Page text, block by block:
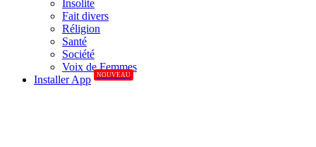
Insolite
Fait divers
Réligion
Santé
Société
Voix de Femmes
Installer App
NOUVEAU